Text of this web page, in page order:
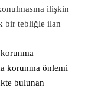
ilişkin
bir tebliğle ilan
korunma önlemi
bulunan